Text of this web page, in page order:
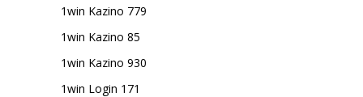
1win Kazino 779
1win Kazino 85
1win Kazino 930
1win Login 171